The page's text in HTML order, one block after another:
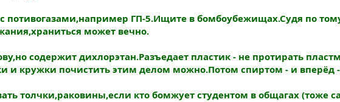
потивогазами,например ГП-5.Ищите в бомбоубежищах.Судя по
может вечно.
содержит дихлорэтан.Разъедает пластик - не протирать
и кружки почистить этим делом можно.Потом спиртом - и вперёд -
толчки,раковины,если кто бомжует студентом в общагах (тоже